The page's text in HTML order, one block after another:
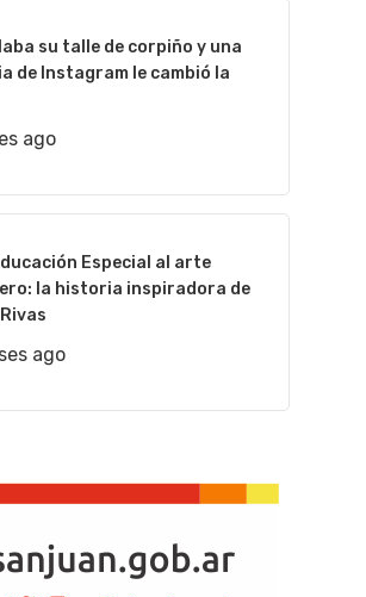
su talle de corpiño y una
de Instagram le cambió la
ago
Especial al arte
la historia inspiradora de
ago